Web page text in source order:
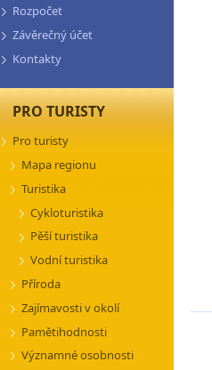
Rozpočet
Závěrečný účet
Kontakty
PRO TURISTY
Pro turisty
Mapa regionu
Turistika
Cykloturistika
Pěší turistika
Vodní turistika
Příroda
Zajímavosti v okolí
Pamětihodnosti
Významné osobnosti